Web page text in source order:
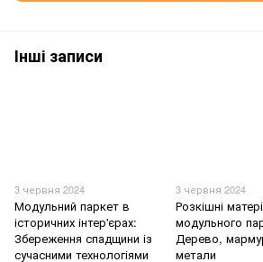
Інші записи
3 червня 2024
Модульний паркет в
історичних інтер'єрах:
Збереження спадщини із
сучасними технологіями
3 червня 2024
Розкішні
модульного
Дерево,
метали